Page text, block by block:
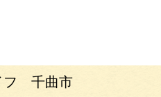
フ 千曲市